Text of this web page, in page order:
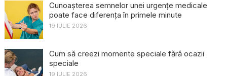
Cunoașterea semnelor unei urgențe medicale
poate face diferența în primele minute
19 IULIE 2026
Cum să creezi momente speciale fără ocazii
speciale
19 IULIE 2026